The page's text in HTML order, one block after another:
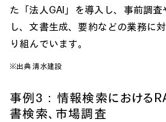
た「法人GAI」を導入し、事前調
し、文書生成、要約などの業務に
り組んでいます。
※出典 清水建設
事例3：情報検索における
書検索、市場調査